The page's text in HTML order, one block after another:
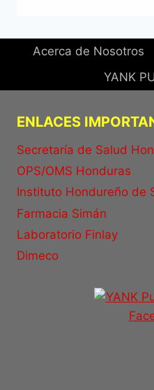
Acerca de Nosotros
YANK
ENLACES
Secretaría de Salud
OPS/OMS Honduras
Instituto Hondureño de
Farmacia Simán
Laboratorio Finlay
Dimeco